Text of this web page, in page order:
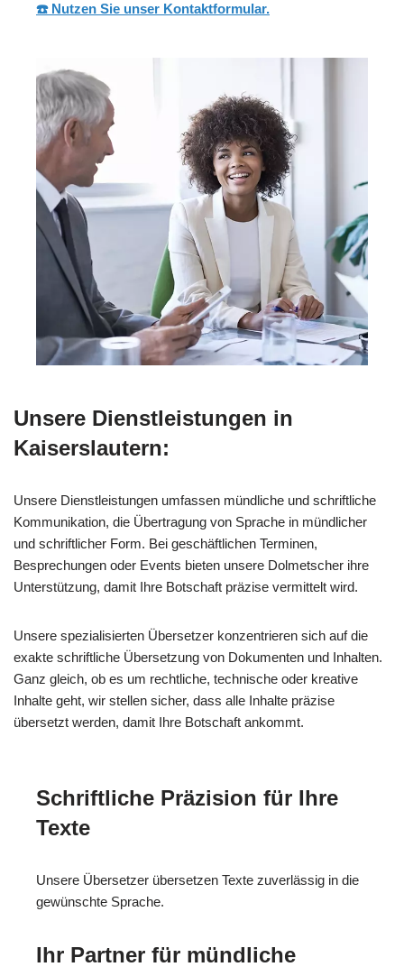
☎️ Nutzen Sie unser Kontaktformular.
Unsere Dienstleistungen in
Kaiserslautern:
Unsere Dienstleistungen umfassen mündliche und schriftliche
Kommunikation, die Übertragung von Sprache in mündlicher
und schriftlicher Form. Bei geschäftlichen Terminen,
Besprechungen oder Events bieten unsere Dolmetscher ihre
Unterstützung, damit Ihre Botschaft präzise vermittelt wird.
Unsere spezialisierten Übersetzer konzentrieren sich auf die
exakte schriftliche Übersetzung von Dokumenten und Inhalten.
Ganz gleich, ob es um rechtliche, technische oder kreative
Inhalte geht, wir stellen sicher, dass alle Inhalte präzise
übersetzt werden, damit Ihre Botschaft ankommt.
Schriftliche Präzision für Ihre
Texte
Unsere Übersetzer übersetzen Texte zuverlässig in die
gewünschte Sprache.
Ihr Partner für mündliche